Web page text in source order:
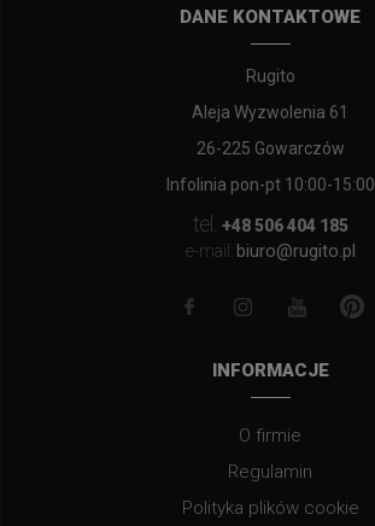
DANE KONTAKTOWE
Rugito
Aleja Wyzwolenia 61
26-225 Gowarczów
Infolinia pon-pt 10:00-15:00
tel.
+48 506 404 185
e-mail: biuro@rugito.pl
INFORMACJE
O firmie
Regulamin
Polityka plików cookie